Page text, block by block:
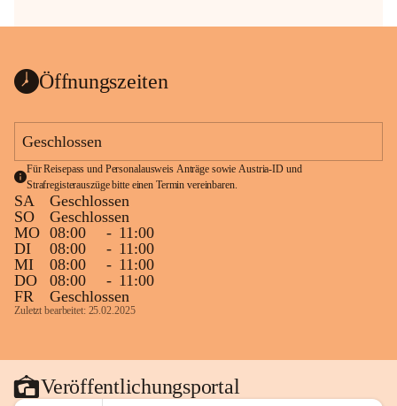
Öffnungszeiten
Geschlossen
Für Reisepass und Personalausweis Anträge sowie Austria-ID und
Strafregisterauszüge bitte einen Termin vereinbaren.
SA
Geschlossen
SO
Geschlossen
MO 08:00 - 11:00
DI
08:00 - 11:00
MI
08:00 - 11:00
DO
08:00 - 11:00
FR
Geschlossen
Zuletzt bearbeitet: 25.02.2025
Veröffentlichungsportal